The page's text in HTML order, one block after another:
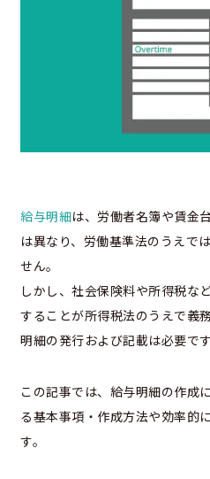
給与明細は、労働者名簿や賃金
は異なり、労働基準法のうえで
せん。
しかし、社会保険料や所得税な
することが所得税法のうえで義
明細の発行および記載は必要です
この記事では、給与明細の作成
る基本事項・作成方法や効率的
す。